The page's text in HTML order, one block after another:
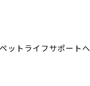
ットライフサポートへ